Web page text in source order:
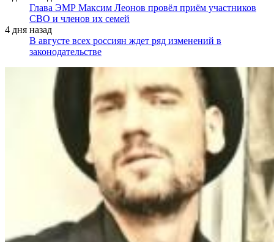
Глава ЭМР Максим Леонов провёл приём участников
СВО и членов их семей
4 дня назад
В августе всех россиян ждет ряд изменений в
законодательстве